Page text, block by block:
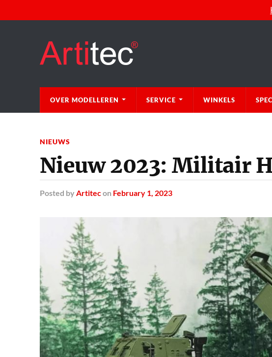
OVER MODELLEREN SERVICE WINKELS
NIEUWS
Nieuw 2023: Militair
Posted by Artitecon February 1, 2023